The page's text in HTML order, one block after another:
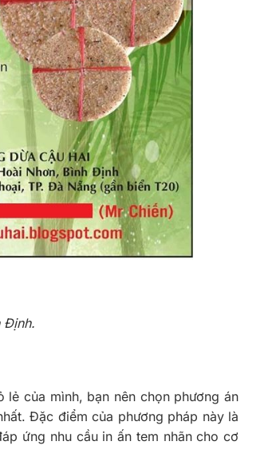
Định.
của mình, bạn nên chọn phương án
Đặc điểm của phương pháp này là
ứng nhu cầu in ấn tem nhãn cho cơ